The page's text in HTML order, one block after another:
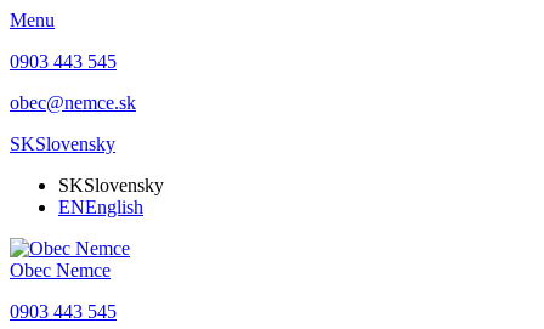
Menu
0903 443 545
obec@nemce.sk
SKSlovensky
SKSlovensky
ENEnglish
Obec Nemce
0903 443 545